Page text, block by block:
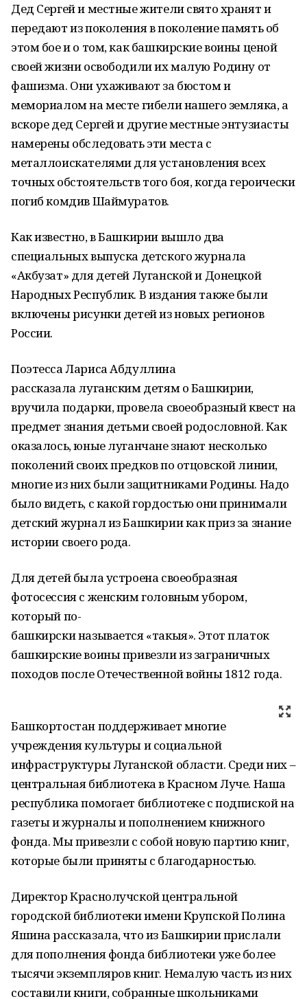
Дед Сергей и местные жители свято хранят и
передают из поколения в поколение память об
этом бое и о том, как башкирские воины ценой
своей жизни освободили их малую Родину от
фашизма. Они ухаживают за бюстом и
мемориалом на месте гибели нашего земляка, а
вскоре дед Сергей и другие местные энтузиасты
намерены обследовать эти места с
металлоискателями для установления всех
точных обстоятельств того боя, когда героически
погиб комдив Шаймуратов.
Как известно, в Башкирии вышло два
специальных выпуска детского журнала
«Акбузат» для детей Луганской и Донецкой
Народных Республик. В издания также были
включены рисунки детей из новых регионов
России.
Поэтесса Лариса Абдуллина
рассказала луганским детям о Башкирии,
вручила подарки, провела своеобразный квест на
предмет знания детьми своей родословной. Как
оказалось, юные луганчане знают несколько
поколений своих предков по отцовской линии,
многие из них были защитниками Родины. Надо
было видеть, с какой гордостью они принимали
детский журнал из Башкирии как приз за знание
истории своего рода.
Для детей была устроена своеобразная
фотосессия с женским головным убором,
который по-
башкирски называется «такыя». Этот платок
башкирские воины привезли из заграничных
походов после Отечественной войны 1812 года.
Башкортостан поддерживает многие
учреждения культуры и социальной
инфраструктуры Луганской области. Среди них –
центральная библиотека в Красном Луче. Наша
республика помогает библиотеке с подпиской на
газеты и журналы и пополнением книжного
фонда. Мы привезли с собой новую партию книг,
которые были приняты с благодарностью.
Директор Краснолучской центральной
городской библиотеки имени Крупской Полина
Яшина рассказала, что из Башкирии прислали
для пополнения фонда библиотеки уже более
тысячи экземпляров книг. Немалую часть из них
составили книги, собранные школьниками